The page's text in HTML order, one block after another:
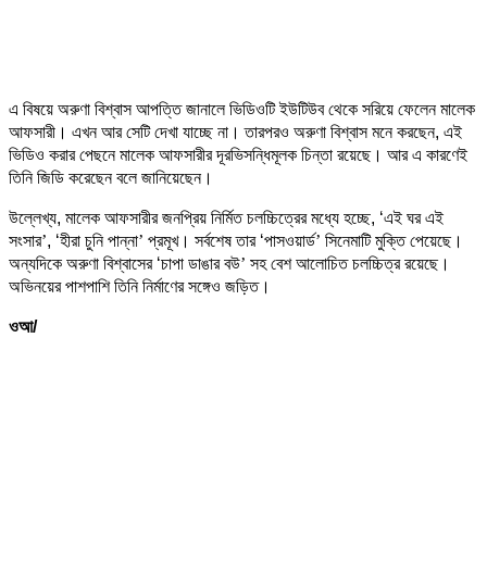
এ বিষয়ে অরুণা বিশ্বাস আপত্তি জানালে ভিডিওটি ইউটিউব থেকে সরিয়ে ফেলেন মালেক
আফসারী। এখন আর সেটি দেখা যাচ্ছে না। তারপরও অরুণা বিশ্বাস মনে করছেন, এই
ভিডিও করার পেছনে মালেক আফসারীর দূরভিসন্ধিমূলক চিন্তা রয়েছে। আর এ কারণেই
তিনি জিডি করেছেন বলে জানিয়েছেন।
উল্লেখ্য, মালেক আফসারীর জনপ্রিয় নির্মিত চলচ্চিত্রের মধ্যে হচ্ছে, ‘এই ঘর এই
সংসার’, ‘হীরা চুনি পান্না’ প্রমূখ। সর্বশেষ তার ‘পাসওয়ার্ড’ সিনেমাটি মুক্তি পেয়েছে।
অন্যদিকে অরুণা বিশ্বাসের ‘চাপা ডাঙার বউ’ সহ বেশ আলোচিত চলচ্চিত্র রয়েছে।
অভিনয়ের পাশপাশি তিনি নির্মাণের সঙ্গেও জড়িত।
ওআ/